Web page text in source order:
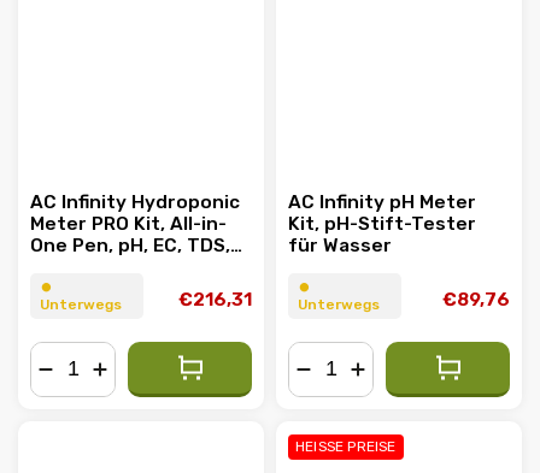
AC Infinity Hydroponic
Meter PRO Kit, All-in-
One Pen, pH, EC, TDS,
Alkalinity, Salinity,
Interchangeable Probe
⏺︎
Unterwegs
€216,31
AC Infinity pH Meter
Kit, pH-Stift-Tester
für Wasser
⏺︎
Unterwegs
€89,76
HEISSE PREISE